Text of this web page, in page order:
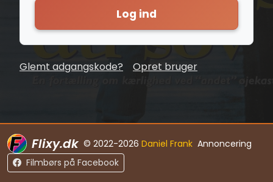
Log ind
Glemt adgangskode? Opret bruger
Flixy.dk © 2022-2026 Daniel Frank Annoncering
Filmbørs på Facebook